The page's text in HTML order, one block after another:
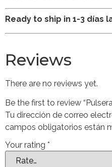
Ready to ship in 1-3 días
Reviews
There are no reviews yet.
Be the first to review
Tu dirección de correo
campos obligatorios están
Your rating *